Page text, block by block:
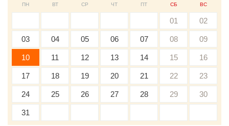
ПН ВТ СР ЧТ ПТ СБ ВС
01 02
03 04 05 06 07 08 09
10 11 12 13 14 15 16
17 18 19 20 21 22 23
24 25 26 27 28 29 30
31